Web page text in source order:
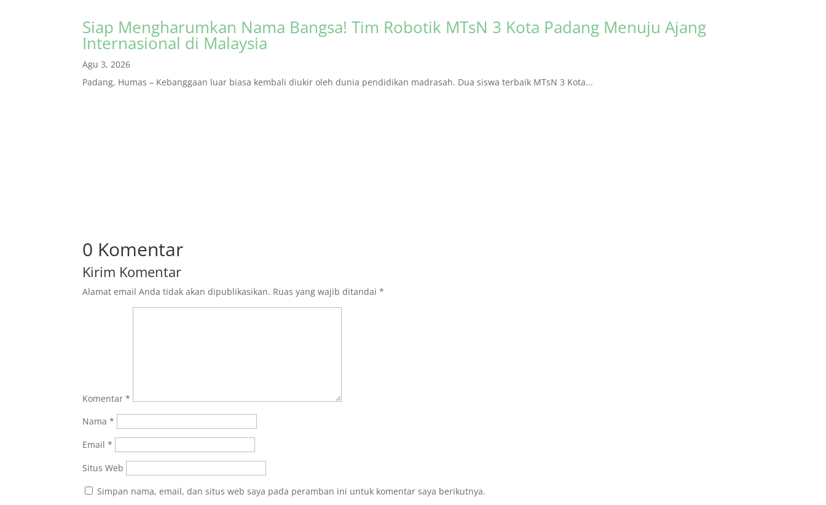
Siap Mengharumkan Nama Bangsa! Tim Robotik MTsN 3 Kota Padang Menuju Ajang
Internasional di Malaysia
Agu 3, 2026
Padang, Humas – Kebanggaan luar biasa kembali diukir oleh dunia pendidikan madrasah. Dua siswa terbaik MTsN 3 Kota...
0 Komentar
Kirim Komentar
Alamat email Anda tidak akan dipublikasikan. Ruas yang wajib ditandai*
Komentar*
Nama*
Email*
Situs Web
Simpan nama, email, dan situs web saya pada peramban ini untuk komentar saya berikutnya.